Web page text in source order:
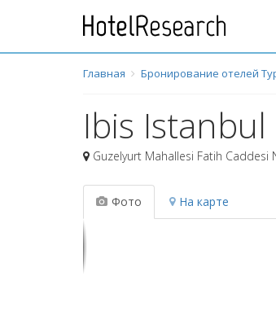
Главная Бронирование отелей
Ibis
Guzelyurt Mahallesi Fatih Caddesi
Фото На карте